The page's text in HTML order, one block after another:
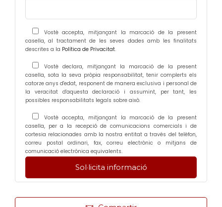
Vostè accepta, mitjançant la marcació de la present
casella, al tractament de les seves dades amb les finalitats
descrites a la Política de Privacitat.
Vostè declara, mitjançant la marcació de la present
casella, sota la seva pròpia responsabilitat, tenir complerts els
catorze anys d'edat, responent de manera exclusiva i personal de
la veracitat d'aquesta declaració i assumint, per tant, les
possibles responsabilitats legals sobre això.
Vostè accepta, mitjançant la marcació de la present
casella, per a la recepció de comunicacions comercials i de
cortesia relacionades amb la nostra entitat a través del telèfon,
correu postal ordinari, fax, correu electrònic o mitjans de
comunicació electrònica equivalents.